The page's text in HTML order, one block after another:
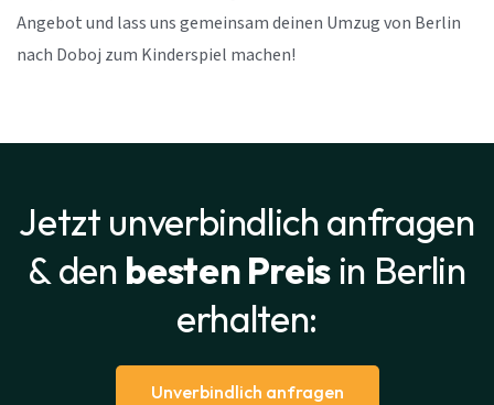
Angebot und lass uns gemeinsam deinen Umzug von Berlin
nach Doboj zum Kinderspiel machen!
Jetzt unverbindlich anfragen
& den besten Preis in Berlin
erhalten:
Unverbindlich anfragen